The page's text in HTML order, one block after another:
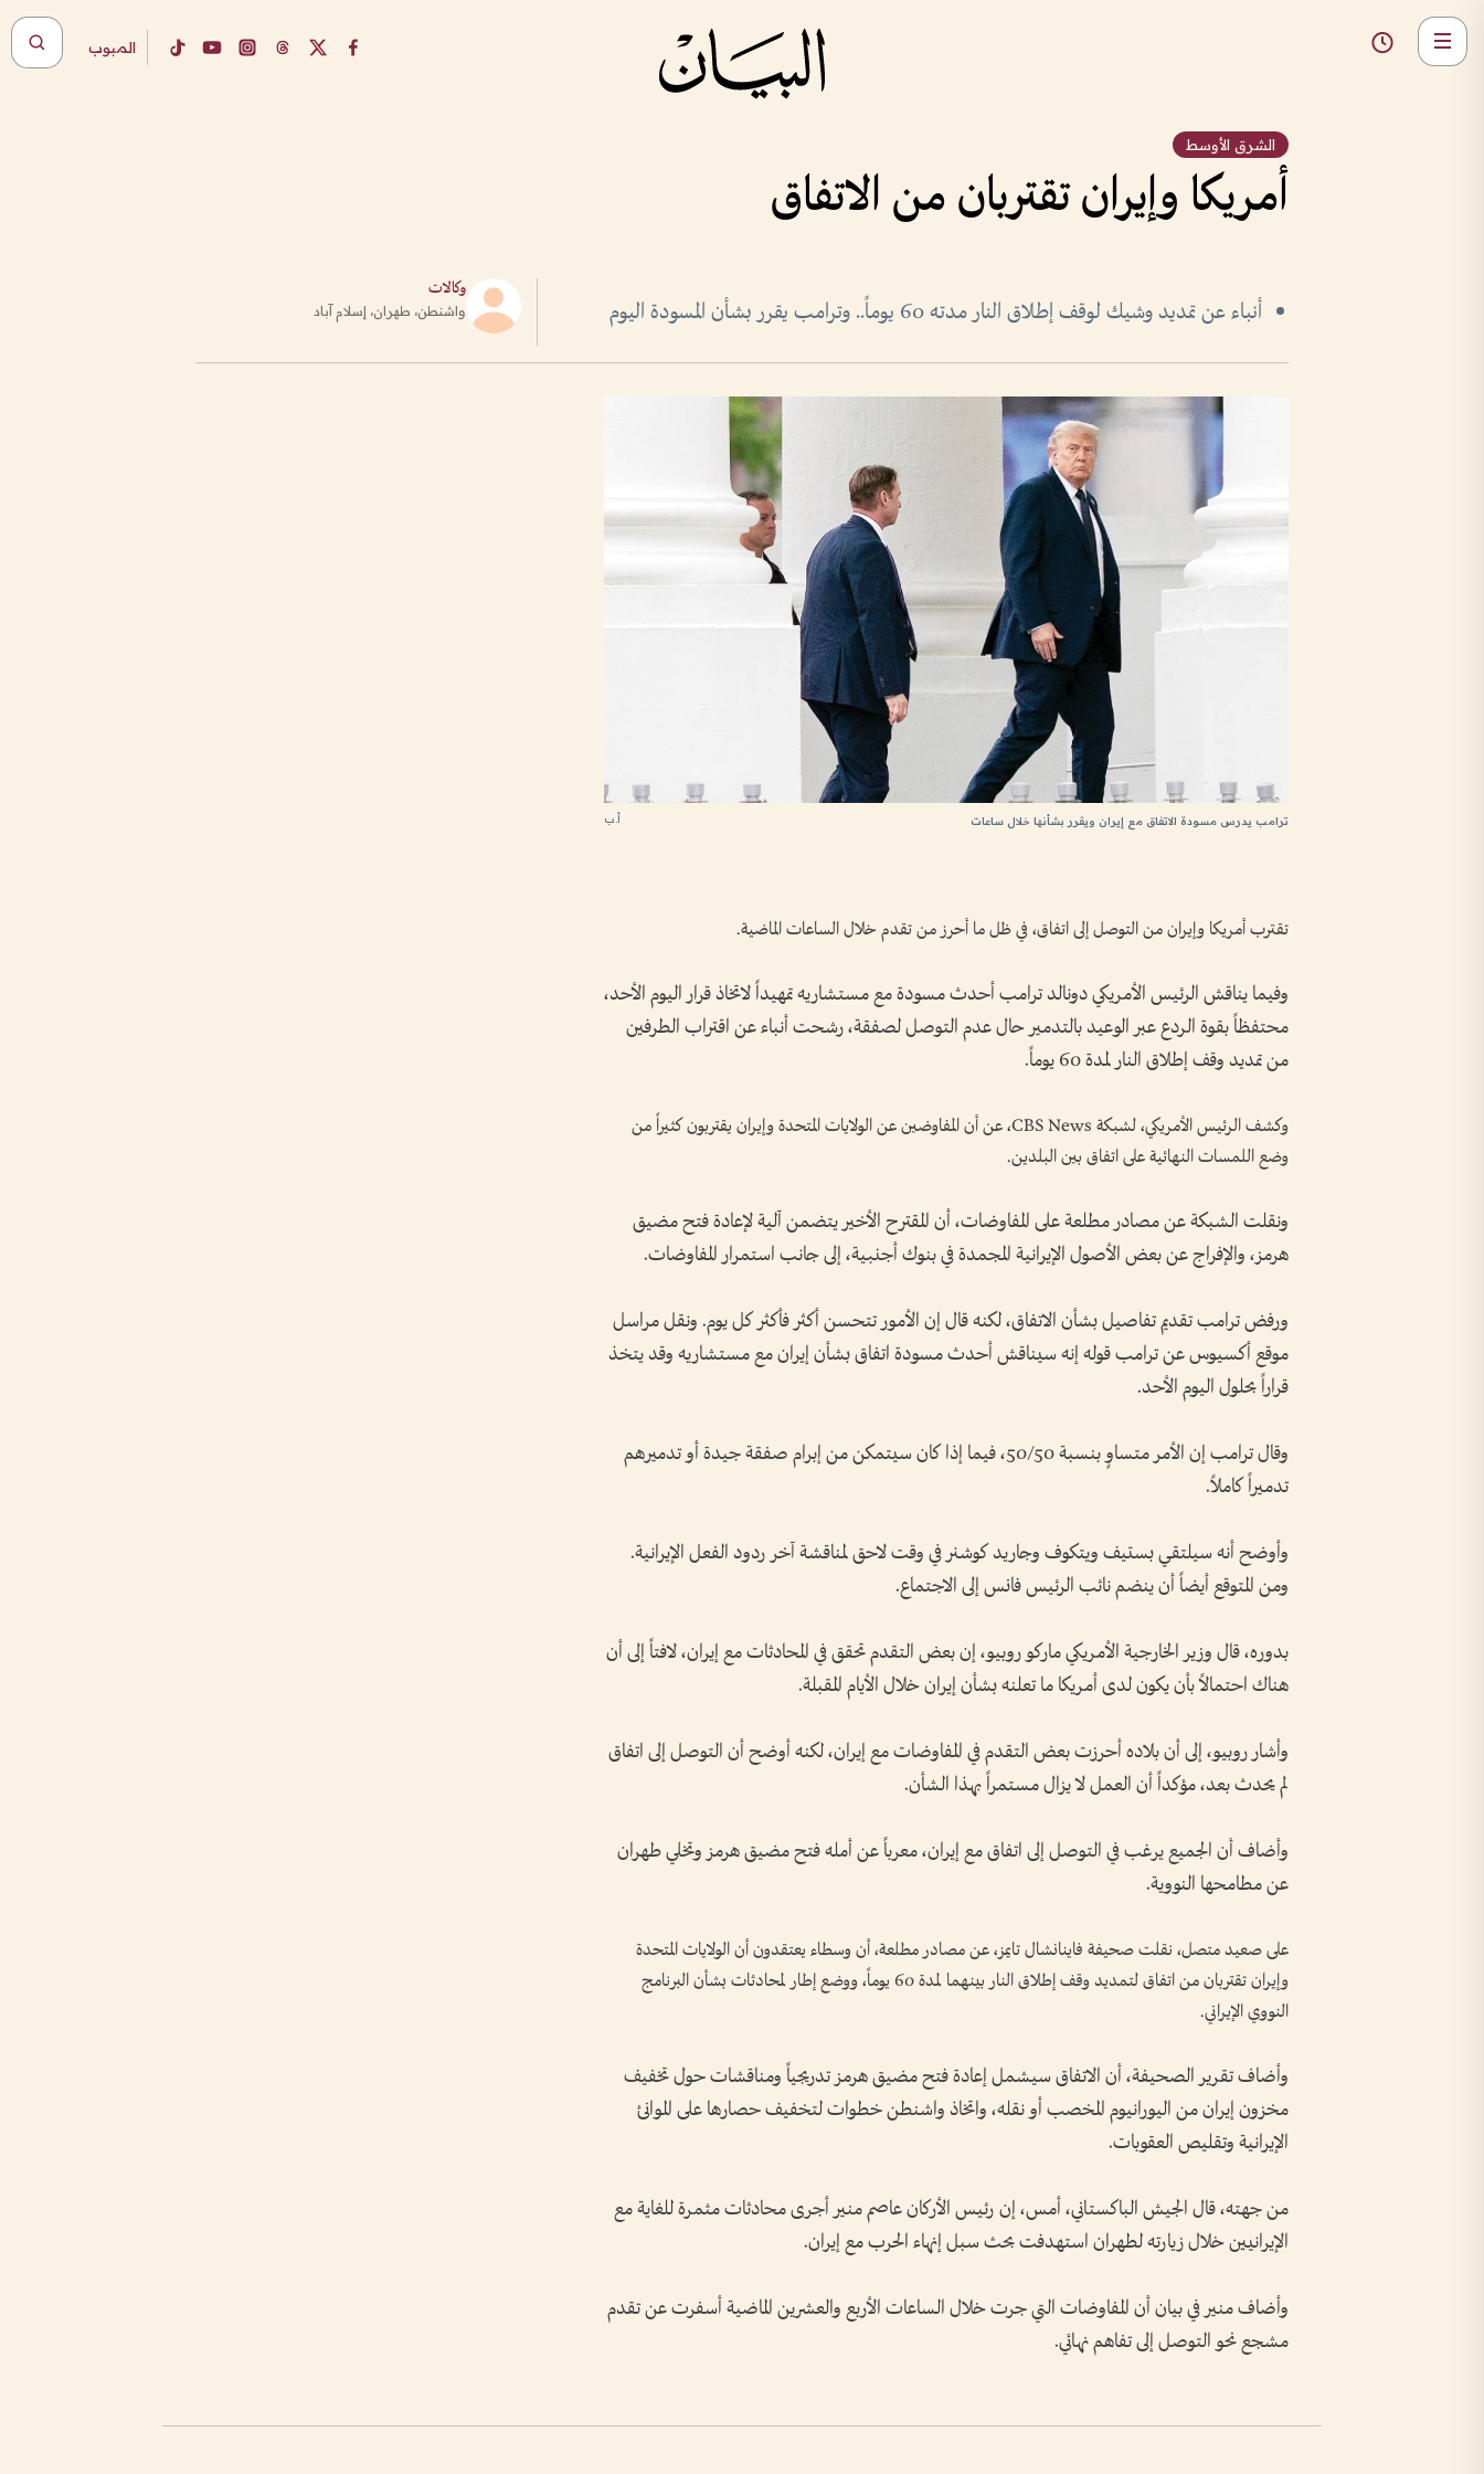
المبوب
الشرق الأوسط
أمريكا وإيران تقتربان من الاتفاق
أنباء عن تمديد وشيك لوقف إطلاق النار مدته 60 يوماً.. وترامب يقرر بشأن المسودة اليوم
وكالات
واشنطن، طهران، إسلام آباد
أ.ب ترامب يدرس مسودة الاتفاق مع إيران ويقرر بشأنها خلال ساعات
تقترب أمريكا وإيران من التوصل إلى اتفاق، في ظل ما أحرز من تقدم خلال الساعات الماضية.
وفيما يناقش الرئيس الأمريكي دونالد ترامب أحدث مسودة مع مستشاريه تمهيداً لاتخاذ قرار اليوم الأحد،
محتفظاً بقوة الردع عبر الوعيد بالتدمير حال عدم التوصل لصفقة، رشحت أنباء عن اقتراب الطرفين
من تمديد وقف إطلاق النار لمدة 60 يوماً.
وكشف الرئيس الأمريكي، لشبكة CBS News، عن أن المفاوضين عن الولايات المتحدة وإيران يقتربون كثيراً من
وضع اللمسات النهائية على اتفاق بين البلدين.
ونقلت الشبكة عن مصادر مطلعة على المفاوضات، أن المقترح الأخير يتضمن آلية لإعادة فتح مضيق
هرمز، والإفراج عن بعض الأصول الإيرانية المجمدة في بنوك أجنبية، إلى جانب استمرار المفاوضات.
ورفض ترامب تقديم تفاصيل بشأن الاتفاق، لكنه قال إن الأمور تتحسن أكثر فأكثر كل يوم. ونقل مراسل
موقع أكسيوس عن ترامب قوله إنه سيناقش أحدث مسودة اتفاق بشأن إيران مع مستشاريه وقد يتخذ
قراراً بحلول اليوم الأحد.
وقال ترامب إن الأمر متساوٍ بنسبة 50/50، فيما إذا كان سيتمكن من إبرام صفقة جيدة أو تدميرهم
تدميراً كاملاً.
وأوضح أنه سيلتقي بستيف ويتكوف وجاريد كوشنر في وقت لاحق لمناقشة آخر ردود الفعل الإيرانية.
ومن المتوقع أيضاً أن ينضم نائب الرئيس فانس إلى الاجتماع.
بدوره، قال وزير الخارجية الأمريكي ماركو روبيو، إن بعض التقدم تحقق في المحادثات مع إيران، لافتاً إلى أن
هناك احتمالاً بأن يكون لدى أمريكا ما تعلنه بشأن إيران خلال الأيام المقبلة.
وأشار روبيو، إلى أن بلاده أحرزت بعض التقدم في المفاوضات مع إيران، لكنه أوضح أن التوصل إلى اتفاق
لم يحدث بعد، مؤكداً أن العمل لا يزال مستمراً بهذا الشأن.
وأضاف أن الجميع يرغب في التوصل إلى اتفاق مع إيران، معرباً عن أمله فتح مضيق هرمز وتخلي طهران
عن مطامحها النووية.
على صعيد متصل، نقلت صحيفة فاينانشال تايمز، عن مصادر مطلعة، أن وسطاء ⁠يعتقدون أن الولايات المتحدة
وإيران تقتربان من اتفاق ‌لتمديد وقف إطلاق النار بينهما لمدة ‌60 يوماً، ووضع ‌إطار لمحادثات بشأن البرنامج
‌النووي ‌الإيراني.
وأضاف تقرير الصحيفة، أن ​الاتفاق ‌سيشمل ​إعادة فتح ⁠مضيق هرمز تدريجياً ومناقشات حول ​تخفيف
⁠مخزون إيران ⁠من اليورانيوم المخصب أو نقله، ⁠واتخاذ واشنطن خطوات لتخفيف حصارها على الموانئ
الإيرانية وتقليص العقوبات.
من جهته، قال ​الجيش الباكستاني، أمس، إن رئيس الأركان عاصم ​منير أجرى ‌محادثات مثمرة للغاية مع
الإيرانيين خلال زيارته لطهران ‌استهدفت ‌بحث ⁠سبل إنهاء الحرب مع إيران.
وأضاف منير ⁠في ‌بيان أن ⁠المفاوضات التي جرت ⁠خلال الساعات ​الأربع والعشرين ⁠الماضية ​أسفرت عن تقدم
مشجع ​نحو التوصل إلى تفاهم نهائي.